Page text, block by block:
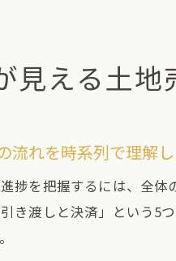
見える土地
流れを時系列で理解
捗を把握するには、全
き渡しと決済」という5